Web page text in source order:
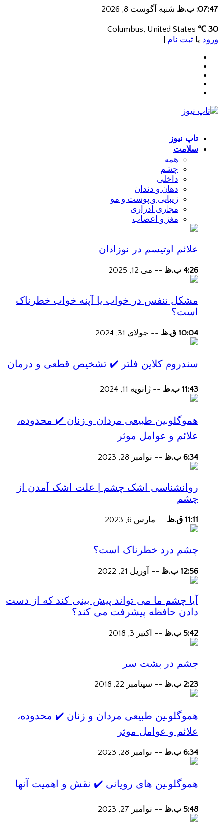
07:47: ب.ظ شنبه آگوست 8, 2026
30 ℃
ورود یا ثبت نام
تاپ نیوز
سلامت
همه
چشم
داخلی
دهان و دندان
زیبایی و پوست و مو
مجاری ادراری
مغز و اعصاب
علائم اوتیسم در نوزادان
4:26 ب.ظ -- می 12, 2025
مشکل تنفس در خواب یا آپنه خواب خطرناک
است؟
10:04 ق.ظ -- جولای 31, 2024
سندروم کلاین فلتر ✔️ تشخیص قطعی و درمان
11:43 ب.ظ -- ژانویه 11, 2024
هموگلوبین طبیعی مردان و زنان ✔️ محدوده،
علائم و عوامل موثر
6:34 ب.ظ -- نوامبر 28, 2023
روانشناسی اشک چشم | علت اشک آمدن از
چشم
11:11 ق.ظ -- مارس 6, 2023
چشم درد خطرناک است؟
12:56 ب.ظ -- آوریل 21, 2022
آیا چشم ما می تواند پیش بینی کند که از دست
دادن حافظه پیشرفت می کند؟
5:42 ب.ظ -- اکتبر 3, 2018
چشم در پشت سر
2:23 ب.ظ -- سپتامبر 22, 2018
هموگلوبین طبیعی مردان و زنان ✔️ محدوده،
علائم و عوامل موثر
6:34 ب.ظ -- نوامبر 28, 2023
هموگلوبین های رویانی ✔️ نقش و اهمیت آنها
5:48 ب.ظ -- نوامبر 27, 2023